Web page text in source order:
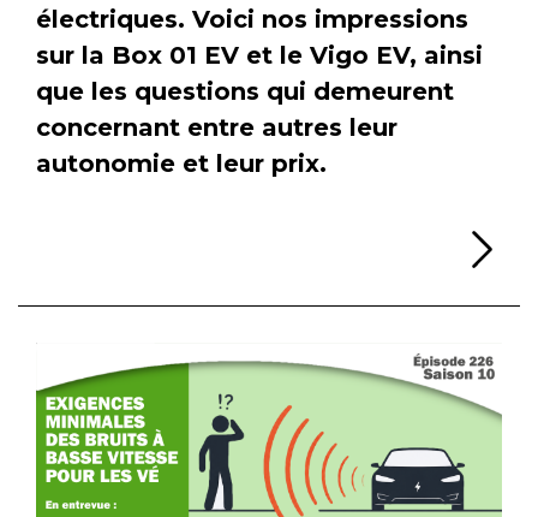
électriques. Voici nos impressions
sur la Box 01 EV et le Vigo EV, ainsi
que les questions qui demeurent
concernant entre autres leur
autonomie et leur prix.